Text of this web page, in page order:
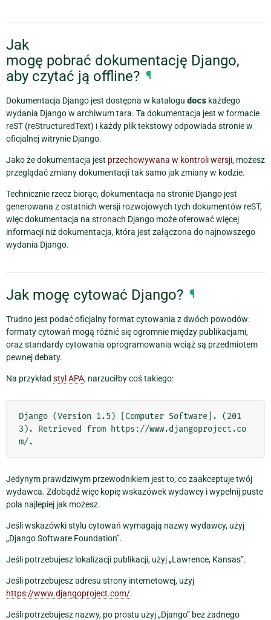
Jak
mogę pobrać dokumentację Django,
aby czytać ją offline? ¶
Dokumentacja Django jest dostępna w katalogu docs każdego
wydania Django w archiwum tara. Ta dokumentacja jest w formacie
reST (reStructuredText) i każdy plik tekstowy odpowiada stronie w
oficjalnej witrynie Django.
Jako że dokumentacja jest przechowywana w kontroli wersji, możesz
przeglądać zmiany dokumentacji tak samo jak zmiany w kodzie.
Technicznie rzecz biorąc, dokumentacja na stronie Django jest
generowana z ostatnich wersji rozwojowych tych dokumentów reST,
więc dokumentacja na stronach Django może oferować więcej
informacji niż dokumentacja, która jest załączona do najnowszego
wydania Django.
Jak mogę cytować Django? ¶
Trudno jest podać oficjalny format cytowania z dwóch powodów:
formaty cytowań mogą różnić się ogromnie między publikacjami,
oraz standardy cytowania oprogramowania wciąż są przedmiotem
pewnej debaty.
Na przykład styl APA, narzuciłby coś takiego:
Django (Version 1.5) [Computer Software]. (201
3). Retrieved from https://www.djangoproject.co
Jedynym prawdziwym przewodnikiem jest to, co zaakceptuje twój
wydawca. Zdobądź więc kopię wskazówek wydawcy i wypełnij puste
pola najlepiej jak możesz.
Jeśli wskazówki stylu cytowań wymagają nazwy wydawcy, użyj
„Django Software Foundation”.
Jeśli potrzebujesz lokalizacji publikacji, użyj „Lawrence, Kansas”.
Jeśli potrzebujesz adresu strony internetowej, użyj
https://www.djangoproject.com/.
Jeśli potrzebujesz nazwy, po prostu użyj „Django” bez żadnego